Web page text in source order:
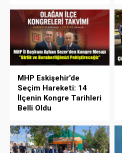
MHP Eskişehir’de
Seçim Hareketi: 14
İlçenin Kongre Tarihleri
Belli Oldu